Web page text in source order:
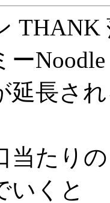
THANK
ーNoodle
延長さ
当たり
いくと